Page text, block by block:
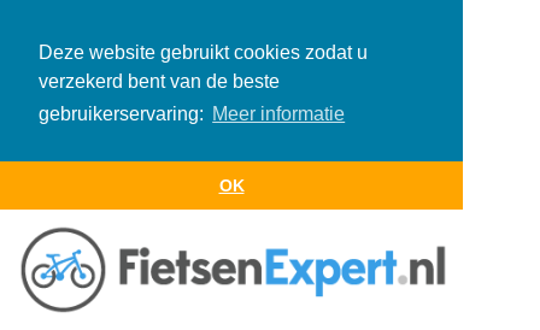
Deze website gebruikt cookies zodat u
verzekerd bent van de beste
gebruikerservaring: Meer informatie
OK